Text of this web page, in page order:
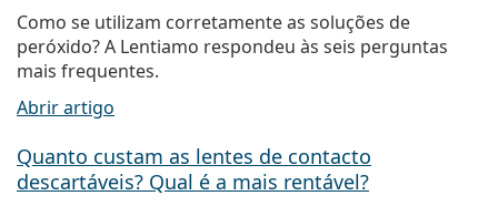
Como se utilizam corretamente as soluções de
peróxido? A Lentiamo respondeu às seis perguntas
mais frequentes.
Abrir artigo
Quanto custam as lentes de contacto
descartáveis? Qual é a mais rentável?